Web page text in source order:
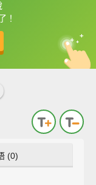
！
典喔！
中
英
(0)